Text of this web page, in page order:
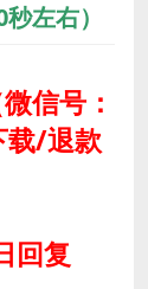
左右）
信号：
载/退款
回复